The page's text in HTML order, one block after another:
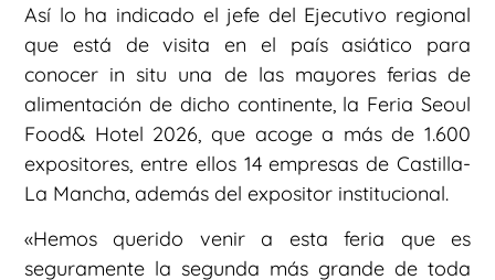
Así lo ha indicado el jefe del Ejecutivo regional
que está de visita en el país asiático para
conocer in situ una de las mayores ferias de
alimentación de dicho continente, la Feria Seoul
Food& Hotel 2026, que acoge a más de 1.600
expositores, entre ellos 14 empresas de Castilla-
La Mancha, además del expositor institucional.
«Hemos querido venir a esta feria que es
seguramente la segunda más grande de toda